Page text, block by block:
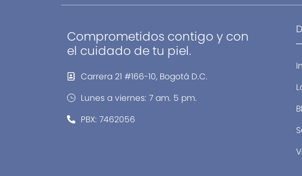
Comprometidos contigo y con
el cuidado de tu piel.
Carrera 21 #166-10, Bogotá D.C.
Lunes a viernes: 7 am. 5 pm.
PBX: 7462056